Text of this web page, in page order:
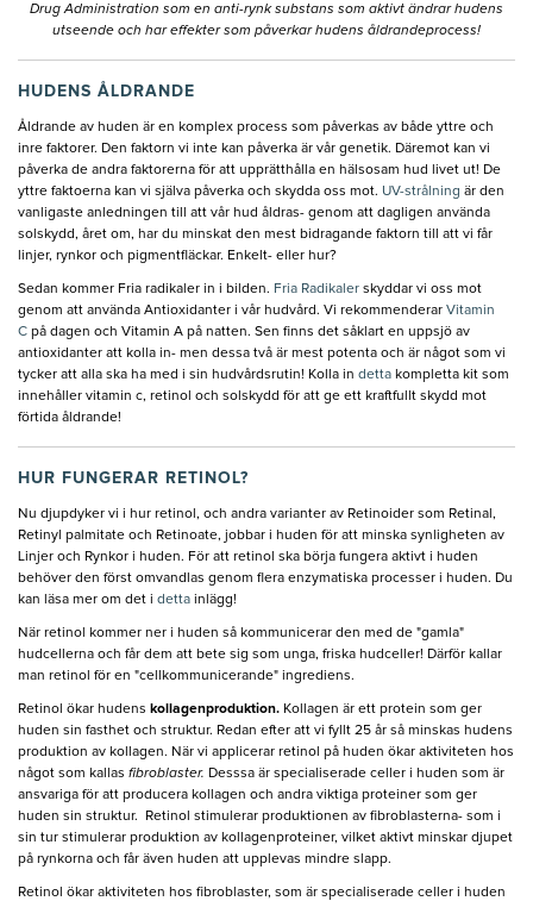
Drug Administration som en anti-rynk substans som aktivt ändrar hudens
utseende och har effekter som påverkar hudens åldrandeprocess!
HUDENS ÅLDRANDE
Åldrande av huden är en komplex process som påverkas av både yttre och
inre faktorer. Den faktorn vi inte kan påverka är vår genetik. Däremot kan vi
påverka de andra faktorerna för att upprätthålla en hälsosam hud livet ut! De
yttre faktoerna kan vi själva påverka och skydda oss mot. UV-strålning är den
vanligaste anledningen till att vår hud åldras- genom att dagligen använda
solskydd, året om, har du minskat den mest bidragande faktorn till att vi får
linjer, rynkor och pigmentfläckar. Enkelt- eller hur?
Sedan kommer Fria radikaler in i bilden. Fria Radikaler skyddar vi oss mot
genom att använda Antioxidanter i vår hudvård. Vi rekommenderar Vitamin
C på dagen och Vitamin A på natten. Sen finns det såklart en uppsjö av
antioxidanter att kolla in- men dessa två är mest potenta och är något som vi
tycker att alla ska ha med i sin hudvårdsrutin! Kolla in detta kompletta kit som
innehåller vitamin c, retinol och solskydd för att ge ett kraftfullt skydd mot
förtida åldrande!
HUR FUNGERAR RETINOL?
Nu djupdyker vi i hur retinol, och andra varianter av Retinoider som Retinal,
Retinyl palmitate och Retinoate, jobbar i huden för att minska synligheten av
Linjer och Rynkor i huden. För att retinol ska börja fungera aktivt i huden
behöver den först omvandlas genom flera enzymatiska processer i huden. Du
kan läsa mer om det i detta inlägg!
När retinol kommer ner i huden så kommunicerar den med de "gamla"
hudcellerna och får dem att bete sig som unga, friska hudceller! Därför kallar
man retinol för en "cellkommunicerande" ingrediens.
Retinol ökar hudens kollagenproduktion. Kollagen är ett protein som ger
huden sin fasthet och struktur. Redan efter att vi fyllt 25 år så minskas hudens
produktion av kollagen. När vi applicerar retinol på huden ökar aktiviteten hos
något som kallas fibroblaster. Desssa är specialiserade celler i huden som är
ansvariga för att producera kollagen och andra viktiga proteiner som ger
huden sin struktur. Retinol stimulerar produktionen av fibroblasterna- som i
sin tur stimulerar produktion av kollagenproteiner, vilket aktivt minskar djupet
på rynkorna och får även huden att upplevas mindre slapp.
Retinol ökar aktiviteten hos fibroblaster, som är specialiserade celler i huden